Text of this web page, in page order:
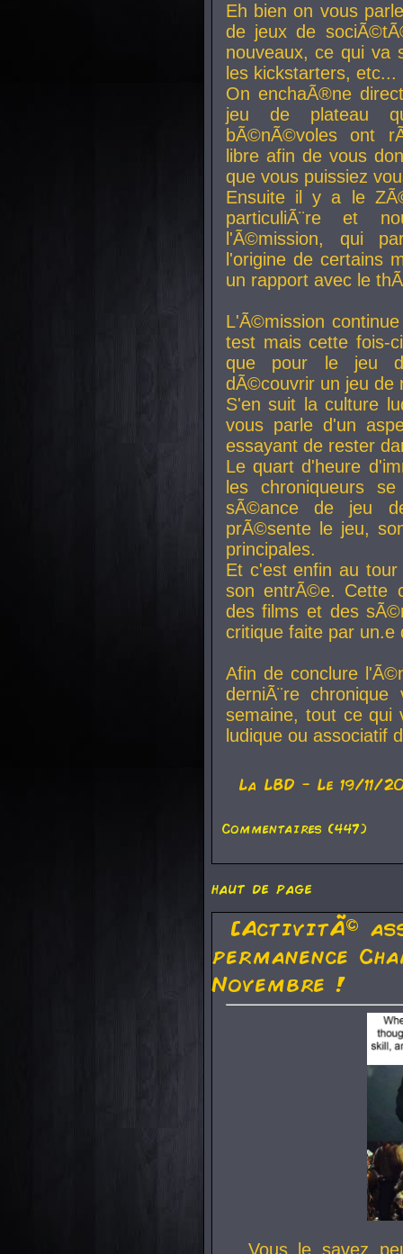
Eh bien on vous
de jeux de
nouveaux, ce qui va
les kickstarters, etc...
On enchaÃ®ne
jeu de plateau
bÃ©nÃ©voles ont
libre afin de vous
que vous puissiez
Ensuite il y a le
particuliÃ¨re et
l'Ã©mission, qui
l'origine de certains
un rapport avec le
L'Ã©mission
test mais cette fois-
que pour le jeu
dÃ©couvrir un jeu de
S'en suit la culture
vous parle d'un
essayant de rester
Le quart d'heure
les chroniqueurs
sÃ©ance de jeu
prÃ©sente le jeu,
principales.
Et c'est enfin au
son entrÃ©e. Cette
des films et des
critique faite par
Afin de conclure
derniÃ¨re
semaine, tout ce qui
ludique ou associatif
La LBD - Le 19/11/
Commentaires (447)
haut de page
[ActivitÃ©
permanence
Novembre !
Vous le savez